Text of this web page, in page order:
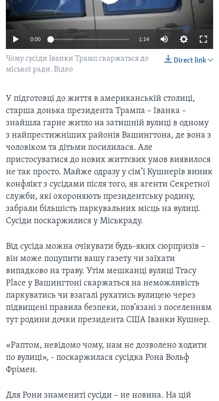
СУСПІЛЬСТВО
ІСТОРІЇ УСПІХУ УКРАЇНЦІВ
ТЕЛЕПРОГРАМИ
ЧАС-TIME
БРИФІНГ ГОЛОСУ АМЕРИКИ
СТУДІЯ ВАШИНГТОН
ПРАЙМ-ТАЙМ
ПОГЛЯД З ВАШИНГТОНА
ENGLISH
Learning English
Мови
0:00 1:14
Direct link
Чому сусіди Іванки Трамп скаржаться до
міської ради. Відео
У підготовці до життя в американській столиці,
старша донька президента Трампа – Іванка –
знайшла гарне житло на затишній вулиці в одному
з найпрестижніших районів Вашингтона, де вона з
чоловіком та дітьми посилилася. Але
пристосуватися до нових життєвих умов виявилося
не так просто. Майже одразу у сім’ї Кушнерів виник
конфлікт з сусідами після того, як агенти Секретної
служби, які охороняють президентську родину,
забрали більшість паркувальних місць на вулиці.
Сусіди поскаржилися у Міськраду.
Від сусіда можна очікувати будь-яких сюрпризів –
він може поцупити вашу газету чи заїхати
випадково на траву. Утім мешканці вулиці Tracy
Place у Вашингтоні скаржаться на неможливість
паркуватись чи взагалі рухатись вулицею через
підвищені правила безпеки, пов’язані з поселенням
тут родини дочки президента США Іванки Кушнер.
«Раптом, невідомо чому, нам не дозволено ходити
по вулиці», - поскаржилася сусідка Рона Вольф
Фрімен.
Для Рони знамениті сусіди – не новина. На цій